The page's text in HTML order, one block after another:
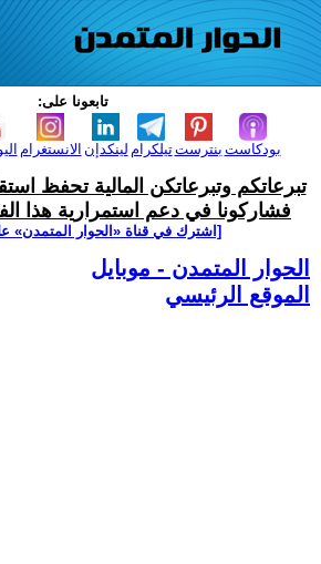
تابعونا على:
الانستغرام لينكدإن تيلكرامبنترست بودكاست
تبرعاتكم وتبرعاتكن المالية تحفظ
فشاركونا في دعم استمرارية هذا
[اشترك في قناة ‫«الحوار المتمدن»
الحوار المتمدن - موبايل
الموقع الرئيسي